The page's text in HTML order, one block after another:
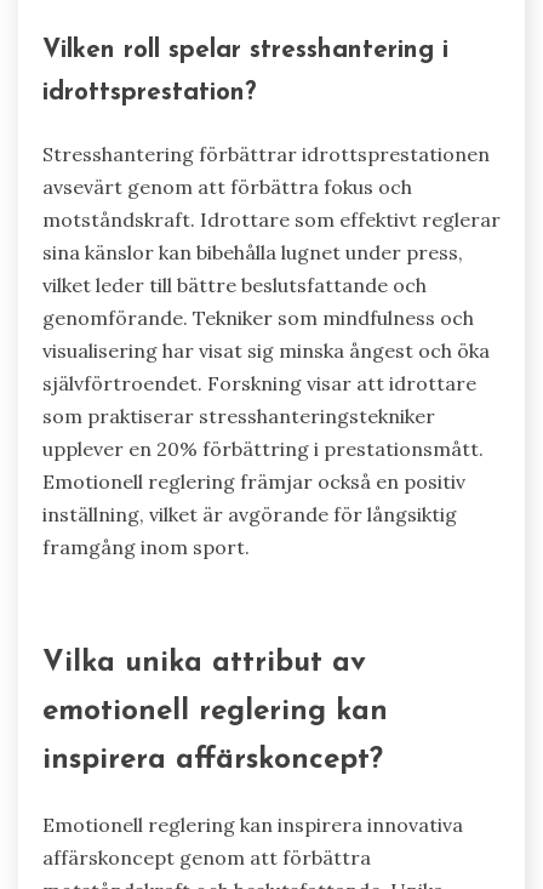
Vilken roll spelar stresshantering i
idrottsprestation?
Stresshantering förbättrar idrottsprestationen
avsevärt genom att förbättra fokus och
motståndskraft. Idrottare som effektivt reglerar
sina känslor kan bibehålla lugnet under press,
vilket leder till bättre beslutsfattande och
genomförande. Tekniker som mindfulness och
visualisering har visat sig minska ångest och öka
självförtroendet. Forskning visar att idrottare
som praktiserar stresshanteringstekniker
upplever en 20% förbättring i prestationsmått.
Emotionell reglering främjar också en positiv
inställning, vilket är avgörande för långsiktig
framgång inom sport.
Vilka unika attribut av